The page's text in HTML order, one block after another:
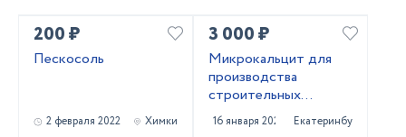
200 ₽
Пескосоль
2 февраля 2022 Химки
3 000 ₽
Микрокальцит для
производства
строительных
материалов
16 января 2022 Екатеринбург